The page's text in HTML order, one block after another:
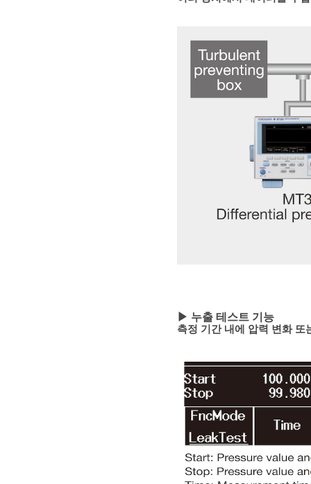
▶ 누출 테스트 기능
측정 기간 내에 압력 변화 또